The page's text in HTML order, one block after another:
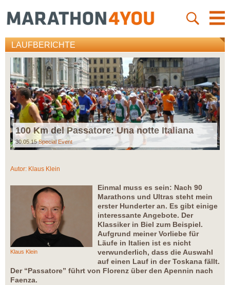
LAUFBERICHTE
100 Km del Passatore: Una notte Italiana
30.05.15Special Event
Autor: Klaus Klein
Klaus Klein
Einmal muss es sein: Nach 90
Marathons und Ultras steht mein
erster Hunderter an. Es gibt einige
interessante Angebote. Der
Klassiker in Biel zum Beispiel.
Aufgrund meiner Vorliebe für
Läufe in Italien ist es nicht
verwunderlich, dass die Auswahl
auf einen Lauf in der Toskana fällt.
Der “Passatore” führt von Florenz über den Apennin nach
Faenza.